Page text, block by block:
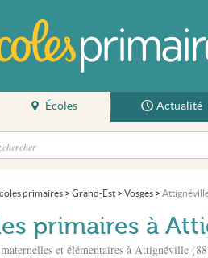
Écoles Actualité
primaires > Grand-Est > Vosges >
primaires à
et élémentaires à Attignéville